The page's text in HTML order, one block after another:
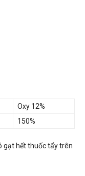
Oxy 12%
150%
gạt hết thuốc tẩy trên